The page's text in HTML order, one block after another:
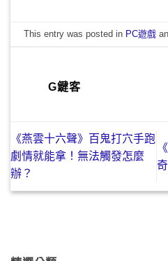
This entry was posted in PC遊戲
G鍵客
《燕雲十六聲》百鬼打穴手跑
劇情就能拿！無法觸發怎麼
辦？